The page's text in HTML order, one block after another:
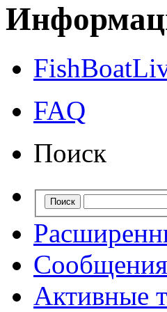
FAQ
Поиск
Сообщения
Активные